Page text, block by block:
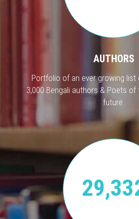
AUTHORS
Portfolio of an ever growing list
3,000 Bengali authors & Poets
future.